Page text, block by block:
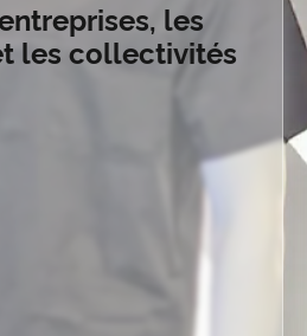
les
les collectivités